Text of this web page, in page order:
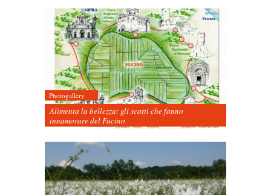
Photogallery
Alimenta la bellezza: gli scatti che fanno
innamorare del Fucino